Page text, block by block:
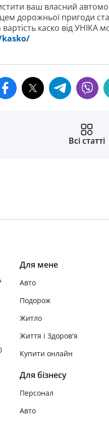
ваш власний
дорожньої пригоди
каско від УНІКА
Всі статті
Для мене
Авто
Подорож
Житло
Життя і Здоров'я
Купити онлайн
Для бізнесу
Персонал
Авто